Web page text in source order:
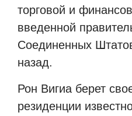
торговой и
введенной
Соединенных
назад.
Рон Вигиа берет
резиденции